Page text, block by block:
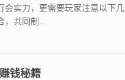
会实力，更需要玩家注意以下
，共同制...
钱秘籍